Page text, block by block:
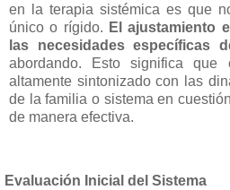
en la terapia sistémica es que
único o rígido. El ajustamiento
las necesidades específicas
abordando. Esto significa que
altamente sintonizado con las
de la familia o sistema en
de manera efectiva.
Evaluación Inicial del Sistema